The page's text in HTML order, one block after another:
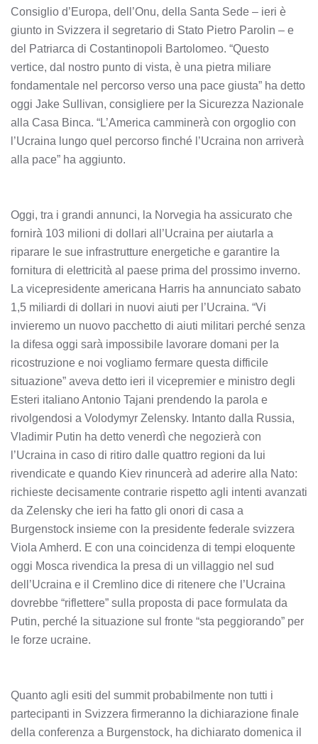
Consiglio d’Europa, dell’Onu, della Santa Sede – ieri è
giunto in Svizzera il segretario di Stato Pietro Parolin – e
del Patriarca di Costantinopoli Bartolomeo. “Questo
vertice, dal nostro punto di vista, è una pietra miliare
fondamentale nel percorso verso una pace giusta” ha detto
oggi Jake Sullivan, consigliere per la Sicurezza Nazionale
alla Casa Binca. “L’America camminerà con orgoglio con
l’Ucraina lungo quel percorso finché l’Ucraina non arriverà
alla pace” ha aggiunto.
Oggi, tra i grandi annunci, la Norvegia ha assicurato che
fornirà 103 milioni di dollari all’Ucraina per aiutarla a
riparare le sue infrastrutture energetiche e garantire la
fornitura di elettricità al paese prima del prossimo inverno.
La vicepresidente americana Harris ha annunciato sabato
1,5 miliardi di dollari in nuovi aiuti per l’Ucraina. “Vi
invieremo un nuovo pacchetto di aiuti militari perché senza
la difesa oggi sarà impossibile lavorare domani per la
ricostruzione e noi vogliamo fermare questa difficile
situazione” aveva detto ieri il vicepremier e ministro degli
Esteri italiano Antonio Tajani prendendo la parola e
rivolgendosi a Volodymyr Zelensky. Intanto dalla Russia,
Vladimir Putin ha detto venerdì che negozierà con
l’Ucraina in caso di ritiro dalle quattro regioni da lui
rivendicate e quando Kiev rinuncerà ad aderire alla Nato:
richieste decisamente contrarie rispetto agli intenti avanzati
da Zelensky che ieri ha fatto gli onori di casa a
Burgenstock insieme con la presidente federale svizzera
Viola Amherd. E con una coincidenza di tempi eloquente
oggi Mosca rivendica la presa di un villaggio nel sud
dell’Ucraina e il Cremlino dice di ritenere che l’Ucraina
dovrebbe “riflettere” sulla proposta di pace formulata da
Putin, perché la situazione sul fronte “sta peggiorando” per
le forze ucraine.
Quanto agli esiti del summit probabilmente non tutti i
partecipanti in Svizzera firmeranno la dichiarazione finale
della conferenza a Burgenstock, ha dichiarato domenica il